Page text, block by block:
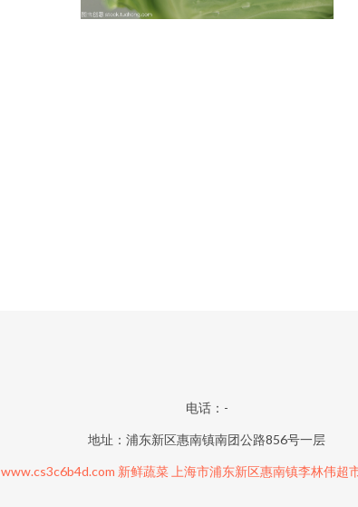
电话：-
地址：浦东新区惠南镇南团公路856号一层
www.cs3c6b4d.com 新鲜蔬菜 上海市浦东新区惠南镇李林伟超